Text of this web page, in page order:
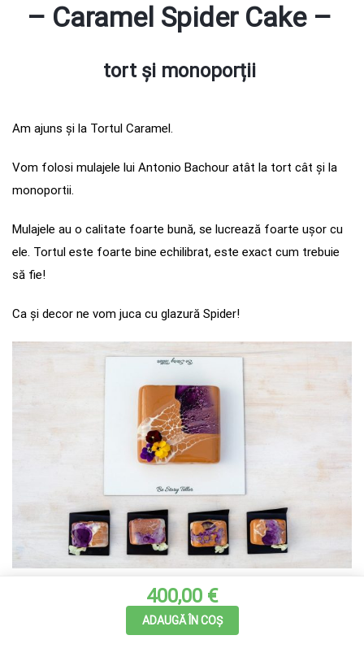
– Caramel Spider Cake –
tort și monoporții
Am ajuns și la Tortul Caramel.
Vom folosi mulajele lui Antonio Bachour atât la tort cât și la
monoportii.
Mulajele au o calitate foarte bună, se lucrează foarte ușor cu
ele. Tortul este foarte bine echilibrat, este exact cum trebuie
să fie!
Ca și decor ne vom juca cu glazură Spider!
400,00 €
ADAUGĂ ÎN COȘ